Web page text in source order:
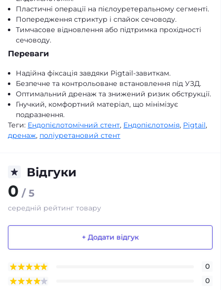
Пластичні операції на пієлоуретеральному сегменті.
Попередження стриктур і спайок сечоводу.
Тимчасове відновлення або підтримка прохідності
сечоводу.
Переваги
Надійна фіксація завдяки Pigtail-завиткам.
Безпечне та контрольоване встановлення під УЗД.
Оптимальний дренаж та знижений ризик обструкції.
Гнучкий, комфортний матеріал, що мінімізує
подразнення.
Теги: Ендопієлотомічний стент, Ендопієлотомія, Pigtail,
дренаж, поліуретановий стент
Відгуки
0 / 5
середній рейтинг товару
+ Додати відгук
0
0